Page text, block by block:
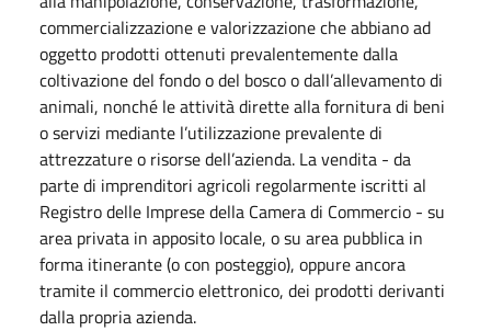
commercializzazione e valorizzazione che abbiano ad
oggetto prodotti ottenuti prevalentemente dalla
coltivazione del fondo o del bosco o dall’allevamento di
animali, nonché le attività dirette alla fornitura di beni
o servizi mediante l’utilizzazione prevalente di
attrezzature o risorse dell’azienda. La vendita - da
parte di imprenditori agricoli regolarmente iscritti al
Registro delle Imprese della Camera di Commercio - su
area privata in apposito locale, o su area pubblica in
forma itinerante (o con posteggio), oppure ancora
tramite il commercio elettronico, dei prodotti derivanti
dalla propria azienda.